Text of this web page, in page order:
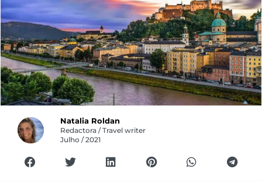
Natalia Roldan
Redactora / Travel writer
Julho / 2021